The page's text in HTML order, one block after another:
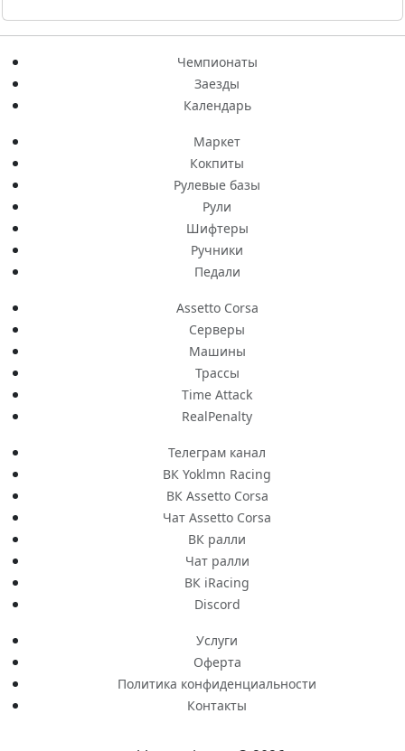
Чемпионаты
Заезды
Календарь
Маркет
Кокпиты
Рулевые базы
Рули
Шифтеры
Ручники
Педали
Assetto Corsa
Серверы
Машины
Трассы
Time Attack
RealPenalty
Телеграм канал
ВК Yoklmn Racing
ВК Assetto Corsa
Чат Assetto Corsa
ВК ралли
Чат ралли
ВК iRacing
Discord
Услуги
Оферта
Политика конфиденциальности
Контакты